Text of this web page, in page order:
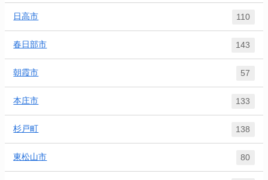
日高市 110
春日部市 143
朝霞市 57
本庄市 133
杉戸町 138
東松山市 80